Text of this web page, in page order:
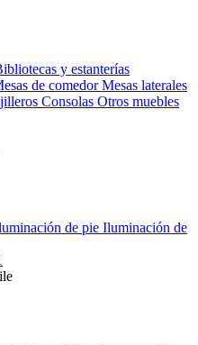
y estanterías
de comedorMesas laterales
Consolas Otros muebles
de pie Iluminación de